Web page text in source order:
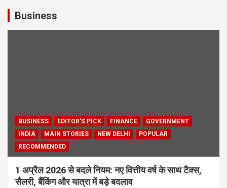
Business
BUSINESS EDITOR'S PICK FINANCE
GOVERNMENT
INDIA
MAIN STORIES NEW DELHI
POPULAR
RECOMMENDED
1 अप्रैल 2026 से बदले नियम: नए वित्तीय वर्ष के साथ टैक्स,
सैलरी, बैंकिंग और यात्रा में बड़े बदलाव